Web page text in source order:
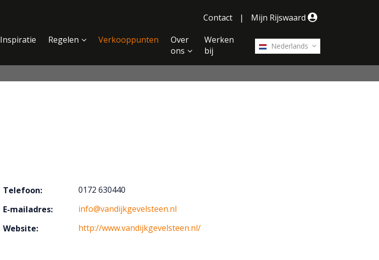
Contact
| Mijn Rijswaard
Nederlands
Inspiratie Regelen Verkooppunten
Over
ons
Werken
bij
Telefoon:
0172 630440
E-mailadres:
info@vandijkgevelsteen.nl
Website:
http://www.vandijkgevelsteen.nl/